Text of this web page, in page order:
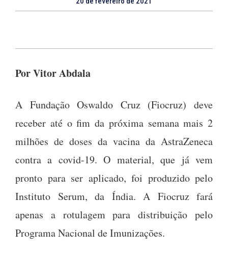
Por Vitor Abdala
A Fundação Oswaldo Cruz (Fiocruz) deve
receber até o fim da próxima semana mais 2
milhões de doses da vacina da AstraZeneca
contra a covid-19. O material, que já vem
pronto para ser aplicado, foi produzido pelo
Instituto Serum, da Índia. A Fiocruz fará
apenas a rotulagem para distribuição pelo
Programa Nacional de Imunizações.